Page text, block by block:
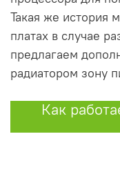
Такая же история
платах в случае
предлагаем
радиатором зону
Как